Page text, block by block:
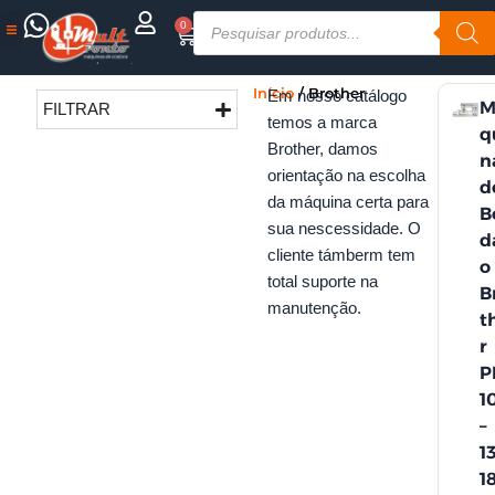
para
conteúdo
0
Cart
produtos
FILTRAR
Início/ Brother
Em nosso catálogo
temos a marca
Brother, damos
orientação na escolha
da máquina certa para
sua nescessidade. O
cliente támberm tem
total suporte na
manutenção.
o
r
–